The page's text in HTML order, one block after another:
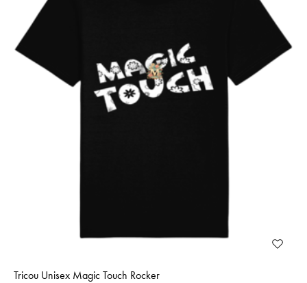
Tricou Unisex Magic Touch Rocker